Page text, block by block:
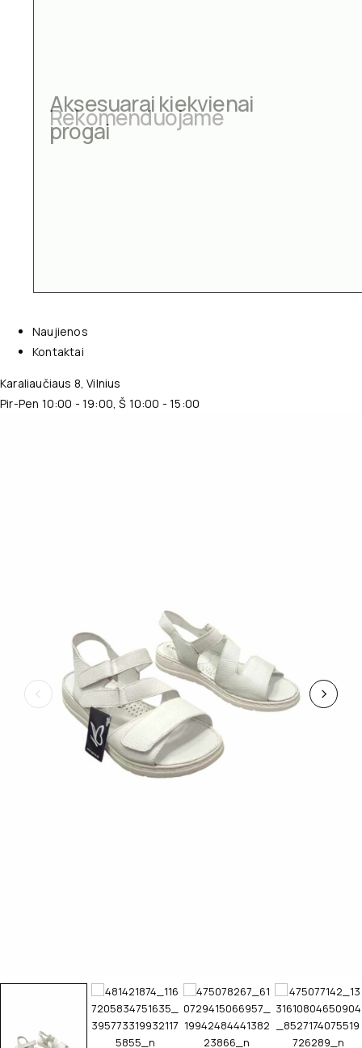
Aksesuarai kiekvienai
progai
Naujienos
Kontaktai
Karaliaučiaus 8, Vilnius
Pir-Pen 10:00 - 19:00, Š 10:00 - 15:00